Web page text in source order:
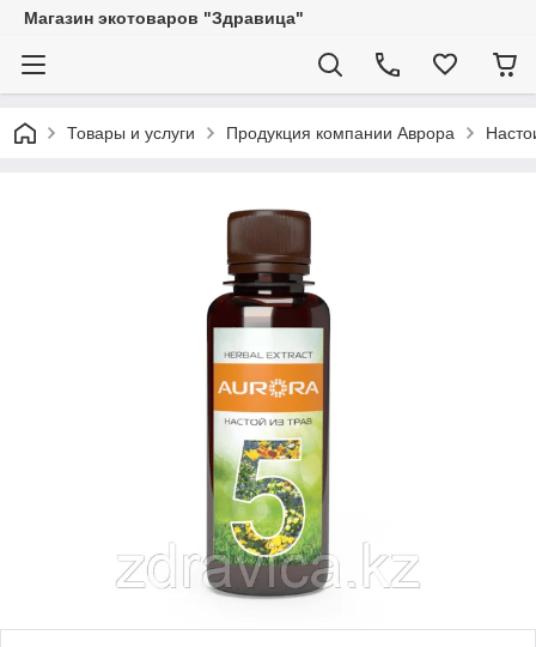
Магазин экотоваров "Здравица"
Товары и услуги Продукция компании Аврора